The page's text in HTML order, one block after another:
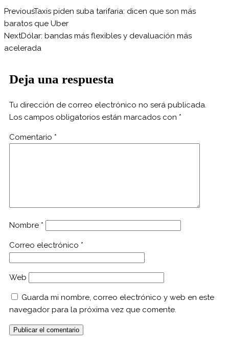
PreviousTaxis piden suba tarifaria: dicen que son más
baratos que Uber
NextDólar: bandas más flexibles y devaluación más
acelerada
Deja una respuesta
Tu dirección de correo electrónico no será publicada.
Los campos obligatorios están marcados con *
Comentario *
Nombre *
Correo electrónico *
Web
Guarda mi nombre, correo electrónico y web en este
navegador para la próxima vez que comente.